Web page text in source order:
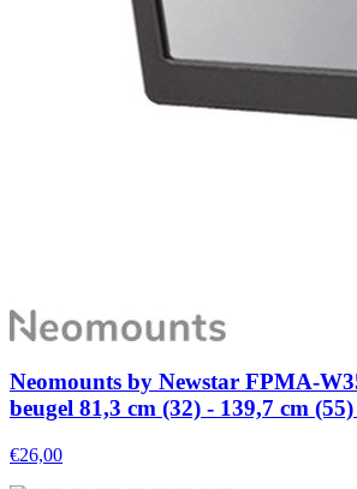
Neomounts by Newstar FPMA-
beugel 81,3 cm (32) - 139,7 cm
€26,00